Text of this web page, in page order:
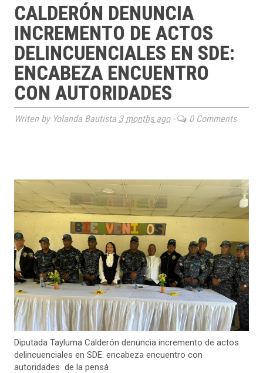
CALDERÓN DENUNCIA
INCREMENTO DE ACTOS
DELINCUENCIALES EN SDE:
ENCABEZA ENCUENTRO
CON AUTORIDADES
Writen by Yolanda Bautista 3 months ago- 0 Comments
Diputada Tayluma Calderón denuncia incremento de actos
delincuenciales en SDE: encabeza encuentro con
autoridades de la pensá